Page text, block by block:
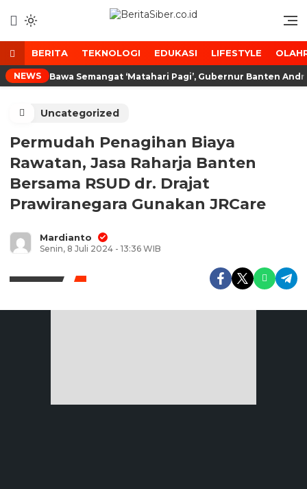
konten
BERITA TEKNOLOGI EDUKASI LIFESTYLE
NEWS Bawa Semangat ‘Matahari Pagi’, Gubernur Banten
Uncategorized
Permudah Penagihan Biaya
Rawatan, Jasa Raharja Banten
Bersama RSUD dr. Drajat
Prawiranegara Gunakan JRCare
Mardianto
Senin, 8 Juli 2024 - 13:36 WIB